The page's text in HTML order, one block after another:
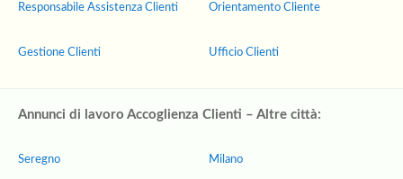
Responsabile Assistenza Clienti
Gestione Clienti
Orientamento Cliente
Ufficio Clienti
Annunci di lavoro Accoglienza Clienti – Altre città:
Seregno Milano